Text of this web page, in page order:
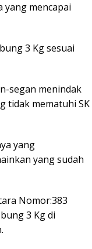
yang mencapai
3 Kg sesuai
segan menindak
tidak mematuhi SK
yang
yang sudah
Nomor:383
3 Kg di